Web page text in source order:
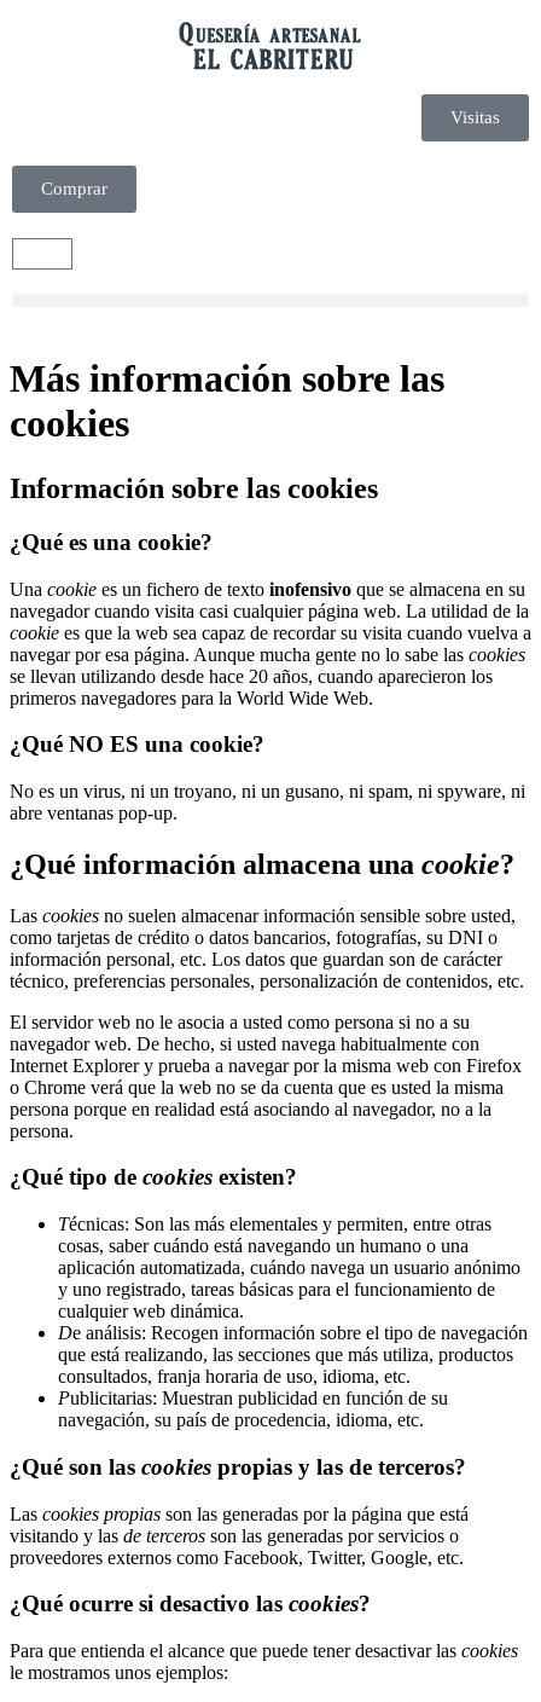
Visitas
Comprar
Más información sobre las
cookies
Información sobre las cookies
¿Qué es una cookie?
Una cookie es un fichero de texto inofensivo que se almacena en su
navegador cuando visita casi cualquier página web. La utilidad de la
cookie es que la web sea capaz de recordar su visita cuando vuelva a
navegar por esa página. Aunque mucha gente no lo sabe las cookies
se llevan utilizando desde hace 20 años, cuando aparecieron los
primeros navegadores para la World Wide Web.
¿Qué NO ES una cookie?
No es un virus, ni un troyano, ni un gusano, ni spam, ni spyware, ni
abre ventanas pop-up.
¿Qué información almacena una cookie?
Las cookies no suelen almacenar información sensible sobre usted,
como tarjetas de crédito o datos bancarios, fotografías, su DNI o
información personal, etc. Los datos que guardan son de carácter
técnico, preferencias personales, personalización de contenidos, etc.
El servidor web no le asocia a usted como persona si no a su
navegador web. De hecho, si usted navega habitualmente con
Internet Explorer y prueba a navegar por la misma web con Firefox
o Chrome verá que la web no se da cuenta que es usted la misma
persona porque en realidad está asociando al navegador, no a la
persona.
¿Qué tipo de cookies existen?
Técnicas: Son las más elementales y permiten, entre otras
cosas, saber cuándo está navegando un humano o una
aplicación automatizada, cuándo navega un usuario anónimo
y uno registrado, tareas básicas para el funcionamiento de
cualquier web dinámica.
De análisis: Recogen información sobre el tipo de navegación
que está realizando, las secciones que más utiliza, productos
consultados, franja horaria de uso, idioma, etc.
Publicitarias: Muestran publicidad en función de su
navegación, su país de procedencia, idioma, etc.
¿Qué son las cookies propias y las de terceros?
Las cookies propias son las generadas por la página que está
visitando y las de terceros son las generadas por servicios o
proveedores externos como Facebook, Twitter, Google, etc.
¿Qué ocurre si desactivo las cookies?
Para que entienda el alcance que puede tener desactivar las cookies
le mostramos unos ejemplos: